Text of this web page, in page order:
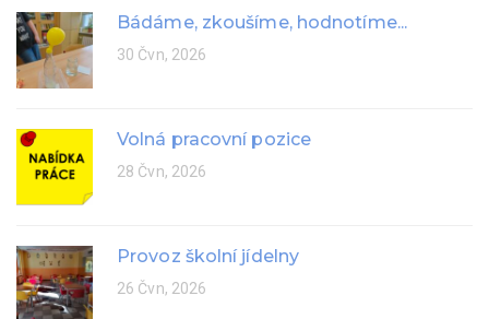
Bádáme, zkoušíme, hodnotíme...
30 Čvn, 2026
Volná pracovní pozice
28 Čvn, 2026
Provoz školní jídelny
26 Čvn, 2026